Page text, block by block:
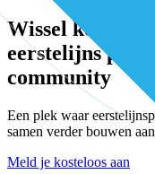
Wissel kennis
eerstelijns
community
Een plek waar
samen verder bouwen aan
Meld je kosteloos aan